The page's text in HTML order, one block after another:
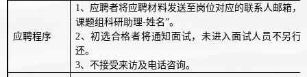
应聘程序
1 、应聘者将应聘材料发送至岗位对应的联系人邮箱，
课题组科研助理-姓名”。
2 、初选合格者将通知面试，未进入面试人员不另行
还。
3、不接受来访及电话咨询。